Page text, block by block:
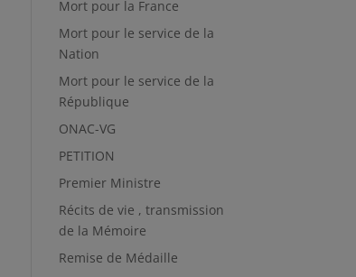
Mort pour la France
Mort pour le service de la
Nation
Mort pour le service de la
République
ONAC-VG
PETITION
Premier Ministre
Récits de vie , transmission
de la Mémoire
Remise de Médaille